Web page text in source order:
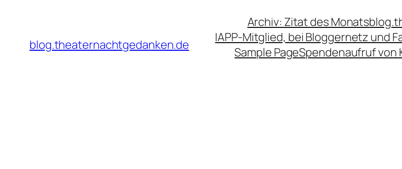
springenblog.theaternachtgedanken.de
Archiv: Zitat des Monats
IAPP-Mitglied, bei Bloggernetz und
Sample PageSpendenaufruf von